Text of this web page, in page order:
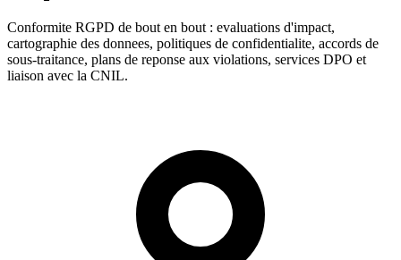
Conformite RGPD de bout en bout : evaluations d'impact,
cartographie des donnees, politiques de confidentialite, accords de
sous-traitance, plans de reponse aux violations, services DPO et
liaison avec la CNIL.